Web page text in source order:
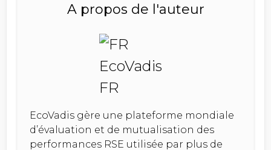
A propos de l'auteur
EcoVadis gère une plateforme mondiale
d’évaluation et de mutualisation des
performances RSE utilisée par plus de